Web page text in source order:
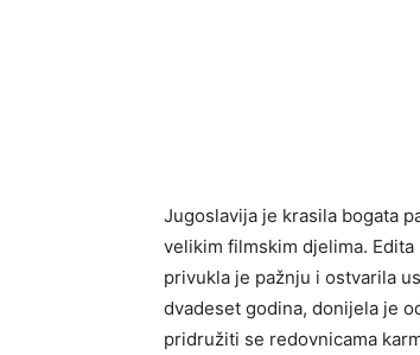
Jugoslavija je krasila bogata
velikim filmskim djelima.
privukla je pažnju i ostvarila
dvadeset godina, donijela je
pridružiti se redovnicama